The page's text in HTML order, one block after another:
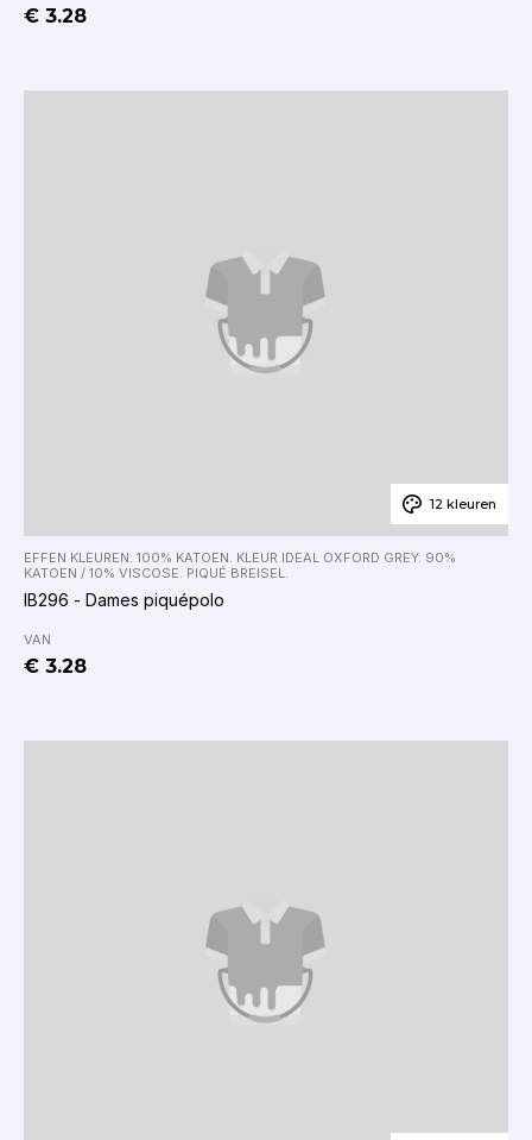
€ 3.28
12 kleuren
EFFEN KLEUREN: 100% KATOEN. KLEUR IDEAL OXFORD GREY: 90%
KATOEN / 10% VISCOSE. PIQUÉ BREISEL.
IB296 - Dames piquépolo
VAN
€ 3.28